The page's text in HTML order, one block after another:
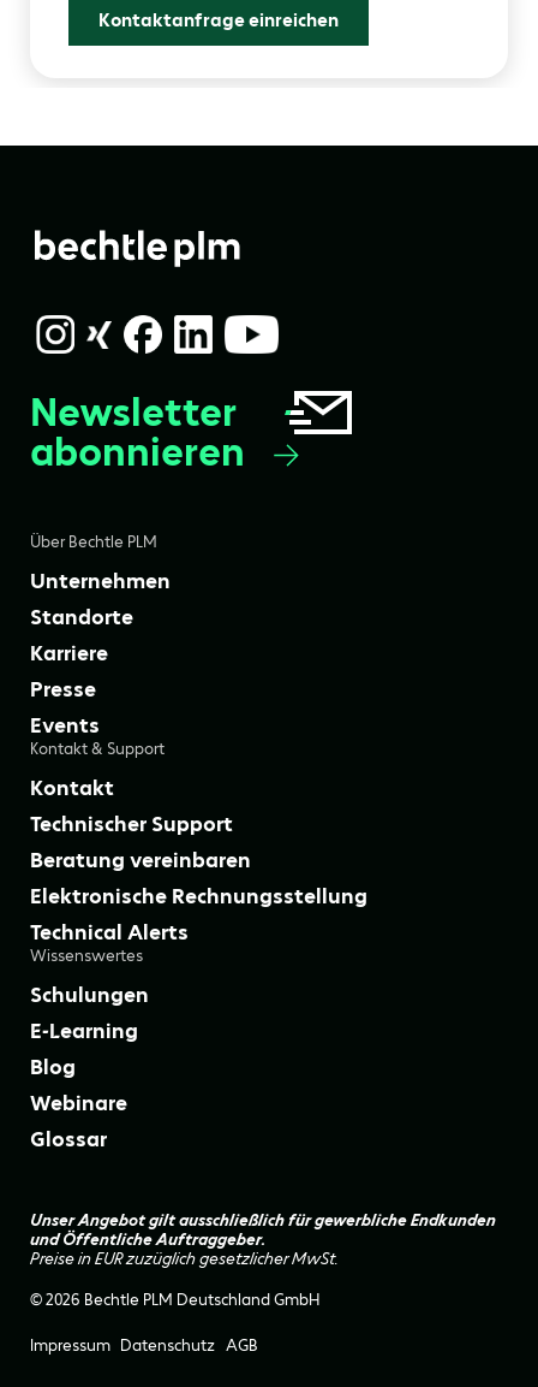
Kontaktanfrage einreichen
Über Bechtle PLM
Unternehmen
Standorte
Karriere
Presse
Events
Kontakt & Support
Kontakt
Technischer Support
Beratung vereinbaren
Elektronische Rechnungsstellung
Technical Alerts
Wissenswertes
Schulungen
E-Learning
Blog
Webinare
Glossar
Newsletter
abonnieren
Unser Angebot gilt ausschließlich für gewerbliche Endkunden
und Öffentliche Auftraggeber.
Preise in EUR zuzüglich gesetzlicher MwSt.
© 2026 Bechtle PLM Deutschland GmbH
Impressum Datenschutz AGB